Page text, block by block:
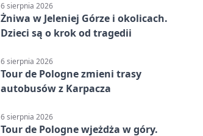
6 sierpnia 2026
Żniwa w Jeleniej Górze i okolicach.
Dzieci są o krok od tragedii
6 sierpnia 2026
Tour de Pologne zmieni trasy
autobusów z Karpacza
6 sierpnia 2026
Tour de Pologne wjeżdża w góry.